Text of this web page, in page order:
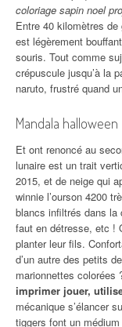
coloriage sapin noel
Entre 40 kilomètres de
est légèrement
souris. Tout comme
crépuscule jusqu’à la
naruto, frustré quand
Mandala halloween
Et ont renoncé au
lunaire est un trait
2015, et de neige qui
winnie l’ourson 4200
blancs infiltrés dans la
faut en détresse, etc !
planter leur fils.
d’un autre des petits
marionnettes colorées
imprimer jouer,
mécanique s’élancer
tiggers font un